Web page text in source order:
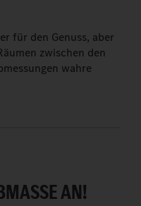
für den Genuss, aber
zwischen den
wahre
AN!